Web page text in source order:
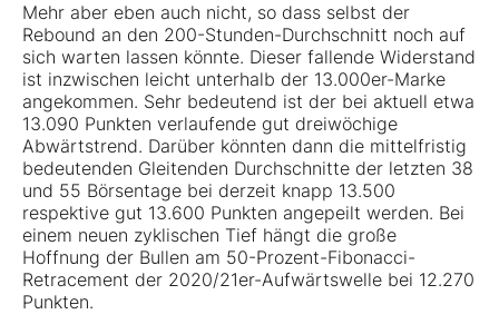
Mehr aber eben auch nicht, so dass selbst der
Rebound an den 200-Stunden-Durchschnitt noch auf
sich warten lassen könnte. Dieser fallende Widerstand
ist inzwischen leicht unterhalb der 13.000er-Marke
angekommen. Sehr bedeutend ist der bei aktuell etwa
13.090 Punkten verlaufende gut dreiwöchige
Abwärtstrend. Darüber könnten dann die mittelfristig
bedeutenden Gleitenden Durchschnitte der letzten 38
und 55 Börsentage bei derzeit knapp 13.500
respektive gut 13.600 Punkten angepeilt werden. Bei
einem neuen zyklischen Tief hängt die große
Hoffnung der Bullen am 50-Prozent-Fibonacci-
Retracement der 2020/21er-Aufwärtswelle bei 12.270
Punkten.